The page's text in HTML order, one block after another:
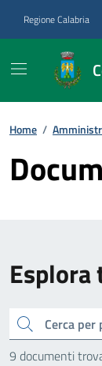
Regione Calabria
Home /
Cerca
9 documenti